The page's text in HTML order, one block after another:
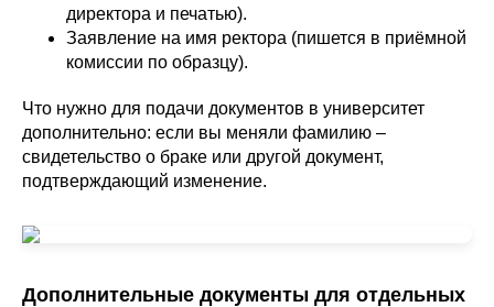
директора и печатью).
Заявление на имя ректора (пишется в приёмной
комиссии по образцу).
Что нужно для подачи документов в университет
дополнительно: если вы меняли фамилию –
свидетельство о браке или другой документ,
подтверждающий изменение.
Дополнительные документы для отдельных